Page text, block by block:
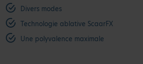
Divers modes
Technologie ablative ScaarFX
Une polyvalence maximale